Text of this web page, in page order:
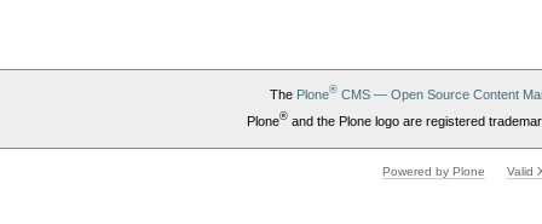
The Plone®CMS — Open Source Content
Plone®and the Plone logo are registered
Powered by Plone Valid